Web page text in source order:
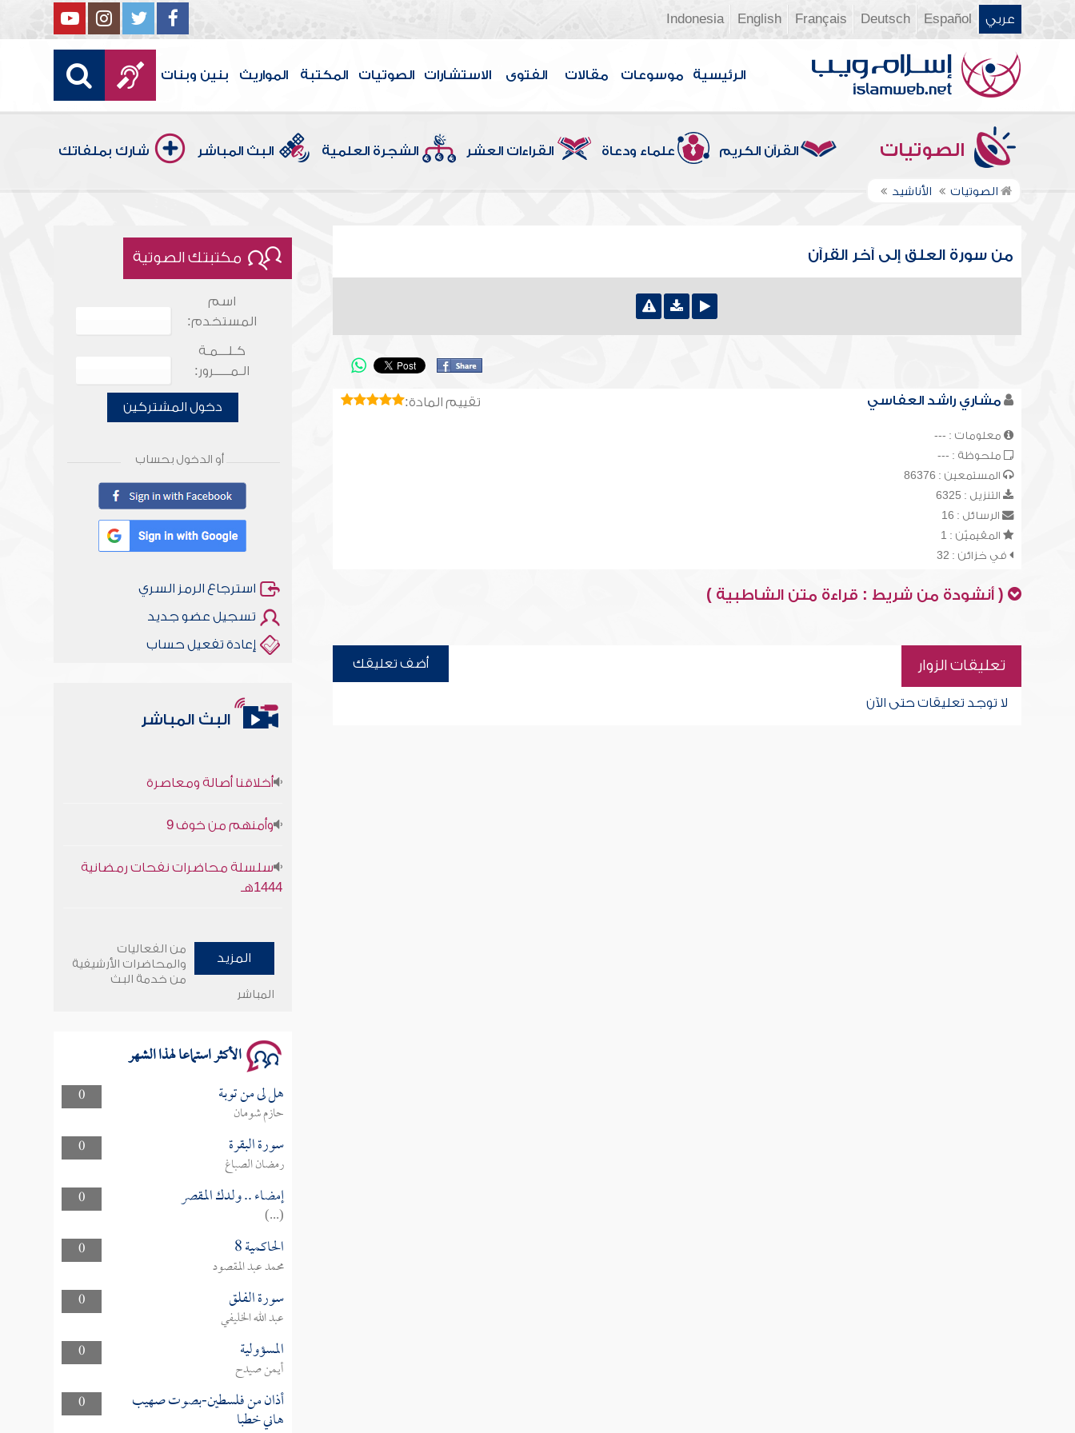
عربي Español
Deutsch
Français
English
Indonesia
الرئيسية موسوعات مقالات الفتوى الاستشارات الصوتيات المكتبة المواريث بنين وبنات
الصوتيات القرآن الكريم علماء ودعاة القراءات العشر الشجرة العلمية البث المباشر شارك بملفاتك
الصوتيات الأناشيد
من سورة العلق إلى آخر القرآن
تقييم المادة: مشاري راشد العفاسي
معلومات : ---
ملحوظة : ---
المستمعين : 86376
التنزيل : 6325
الرسائل : 16
المقيميّن : 1
في خزائن : 32
( أنشودة من شريط : قراءة متن الشاطبية )
تعليقات الزوار أضف تعليقك
لا توجد تعليقات حتى الآن
مكتبتك الصوتية
اسم
المستخدم:
كـلـــمـة
الـمـــــرور:
دخول المشتركين
أو الدخول بحساب
استرجاع الرمز السري
تسجيل عضو جديد
إعادة تفعيل حساب
البث المباشر
1444هـ
وأمنهم من خوف 9
المزيد
من الفعاليات
والمحاضرات الأرشيفية
من خدمة البث
المباشر
الأكثر استماعا لهذا الشهر
0 هل لى من توبة
حازم شومان
0
سورة البقرة
رمضان الصباغ
0
إمضاء .. ولدك المقصر
(...)
0
الحاكمية 8
محمد عبد المقصود
0
سورة الفلق
عبد الله الخليفي
0
المسؤولية
أيمن صيدح
0
أذان من فلسطين-بصوت صهيب
هاني خطبا